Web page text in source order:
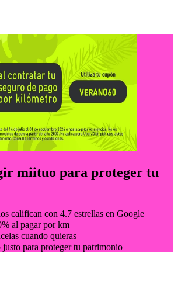
05-00 ó
miituo para proteger tu
califican con 4.7 estrellas en Google
al pagar por km
cuando quieras
para proteger tu patrimonio